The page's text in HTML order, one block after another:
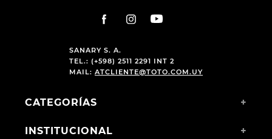
SANARY S. A.
TEL.: (+598) 2511 2291 INT 2
MAIL: ATCLIENTE@TOTO.COM.UY
CATEGORÍAS +
INSTITUCIONAL +